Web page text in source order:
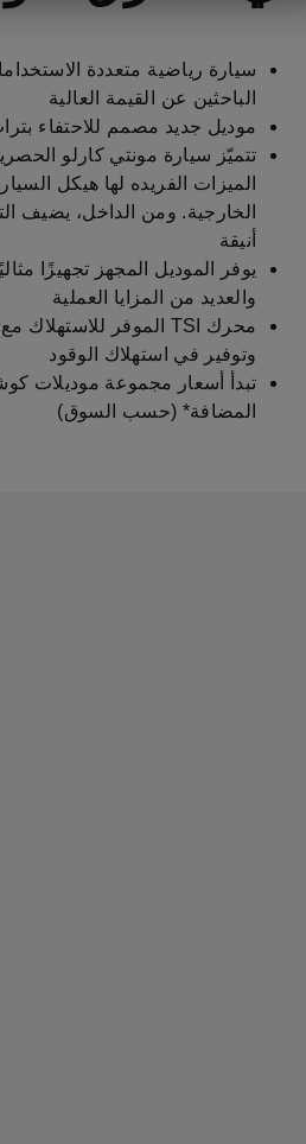
الباحثين عن القيمة العالية
موديل جديد مصمم للاحتفاء
تتميّز سيارة مونتي كارلو
الميزات الفريده لها هيكل
الخارجية. ومن الداخل، يضيف
أنيقة
يوفر الموديل المجهز تجهيزًا
والعديد من المزايا العملية
وتوفير في استهلاك الوقود
المضافة* (حسب السوق)